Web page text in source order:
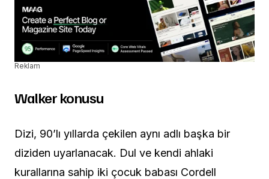
Reklam
Walker konusu
Dizi, 90’lı yıllarda çekilen aynı adlı başka bir
diziden uyarlanacak. Dul ve kendi ahlaki
kurallarına sahip iki çocuk babası Cordell